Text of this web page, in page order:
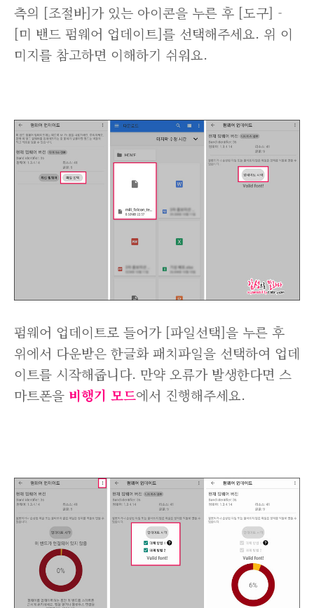
측의 [조절바]가 있는 아이콘을 누른 후 [도구] -
[미 밴드 펌웨어 업데이트]를 선택해주세요. 위 이
미지를 참고하면 이해하기 쉬워요.
펌웨어 업데이트로 들어가 [파일선택]을 누른 후
위에서 다운받은 한글화 패치파일을 선택하여 업데
이트를 시작해줍니다. 만약 오류가 발생한다면 스
마트폰을 비행기 모드에서 진행해주세요.